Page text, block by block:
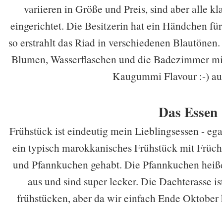
variieren in Größe und Preis, sind aber alle
eingerichtet. Die Besitzerin hat ein Händchen
so erstrahlt das Riad in verschiedenen
Blumen, Wasserflaschen und die Badezimmer
Kaugummi Flavour :-)
Das Essen
Frühstück ist eindeutig mein Lieblingsessen -
ein typisch marokkanisches Frühstück mit
und Pfannkuchen gehabt. Die Pfannkuchen
aus und sind super lecker. Die Dachterasse
frühstücken, aber da wir einfach Ende